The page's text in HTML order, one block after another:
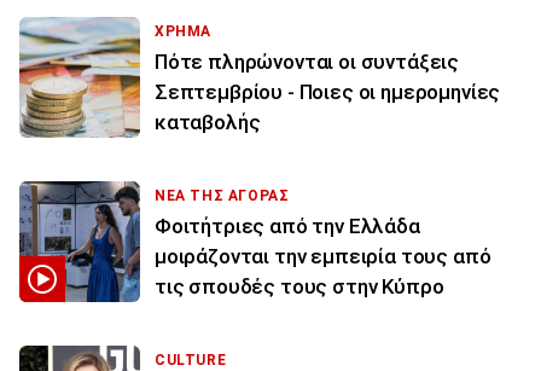
ΧΡΗΜΑ
Πότε πληρώνονται οι συντάξεις
Σεπτεμβρίου - Ποιες οι ημερομηνίες
καταβολής
ΝΕΑ ΤΗΣ ΑΓΟΡΑΣ
Φοιτήτριες από την Ελλάδα
μοιράζονται την εμπειρία τους από
τις σπουδές τους στην Κύπρο
CULTURE